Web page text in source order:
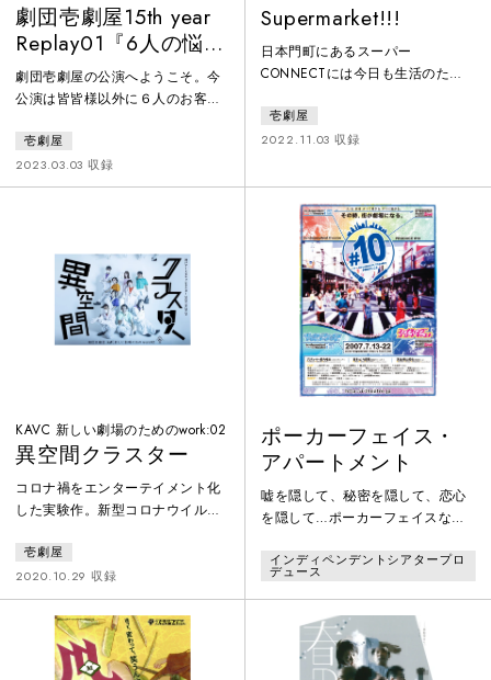
劇団壱劇屋15th year
Replay01『6人の悩め
る観客』
劇団壱劇屋の公演へようこそ。今
公演は皆皆様以外に６人のお客様
客様も皆皆様と同じようにチケッ
トを購入し、受付を通り、客席に
案内されることでしょう。ただし
れたもう一つの客席で、小劇場演
劇を観劇する６人のお客様をご覧
いただきます。どなた様も観劇ル
ールを守って、目の前の「６人の
悩める観客」をごゆっくりとお楽
壱劇屋
2023.03.03 収録
Supermarket!!!
日本門町にあるスーパー
CONNECTには今日も生活のため
ラマが生まれる。何気ないけど懸
命な人間模様がスーパーのあちこ
た９人の作家が、同じ世界観で１
つのスーパーマーケットを描く、
ユニオンタイプ演劇!!!
壱劇屋
2022.11.03 収録
KAVC 新しい劇場のためのwork:02
異空間クラスター
コロナ禍をエンターテイメント化
した実験作。新型コロナウイルス
無菌を感染させて行く。劇場観劇
と配信観劇の二種類のチケットを
販売。
壱劇屋
2020.10.29 収録
ポーカーフェイス・
アパートメント
嘘を隠して、秘密を隠して、恋心
を隠して…ポーカーフェイスなア
目にひっそりと建つ築30年、家賃5
万円のボロアポパート「枯山
荘」。しかし、住めば都、住人た
ちはそれぞれの生活に満足してい
た。ところが、ある日突然、住人
たちに立ち退き要求が突きつけら
インディペンデントシアタープロ
デュース